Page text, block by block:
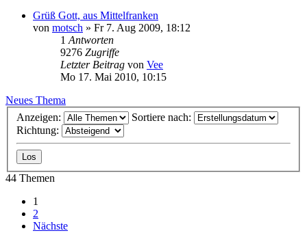
Grüß Gott, aus Mittelfranken
von motsch » Fr 7. Aug 2009, 18:12
1 Antworten
9276 Zugriffe
Letzter Beitrag von Vee
Mo 17. Mai 2010, 10:15
Neues Thema
Anzeigen:
Sortiere nach:
Richtung:
44 Themen
1
2
Nächste